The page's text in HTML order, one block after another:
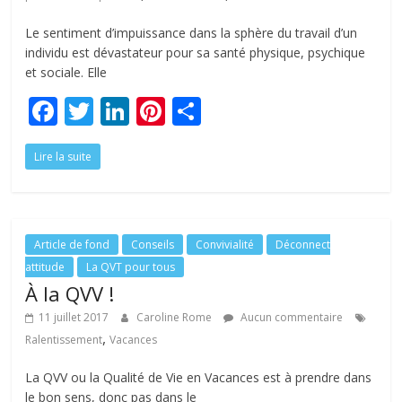
Le sentiment d’impuissance dans la sphère du travail d’un
individu est dévastateur pour sa santé physique, psychique
et sociale. Elle
F
ac
e
o
o
k
T
w
itt
Li
dI
n
Pi
st er
Lire la suite
Article de fond Conseils Convivialité
Déconnect
attitude
La QVT pour tous
À la QVV !
11 juillet 2017 Caroline Rome
Aucun commentaire
Ralentissement,Vacances
La QVV ou la Qualité de Vie en Vacances est à prendre dans
le bon sens, donc pas dans le